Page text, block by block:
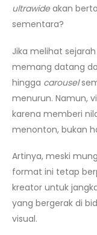
ultrawideakan
sementara?
Jika melihat
memang datang
hingga carousel
menurun. Namun,
karena memberi
menonton, bukan
Artinya, meski
format ini tetap
kreator untuk
yang bergerak di
visual.